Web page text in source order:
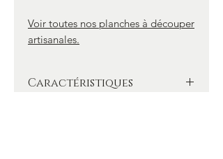
Voir toutes nos planches à découper
artisanales.
Caractéristiques